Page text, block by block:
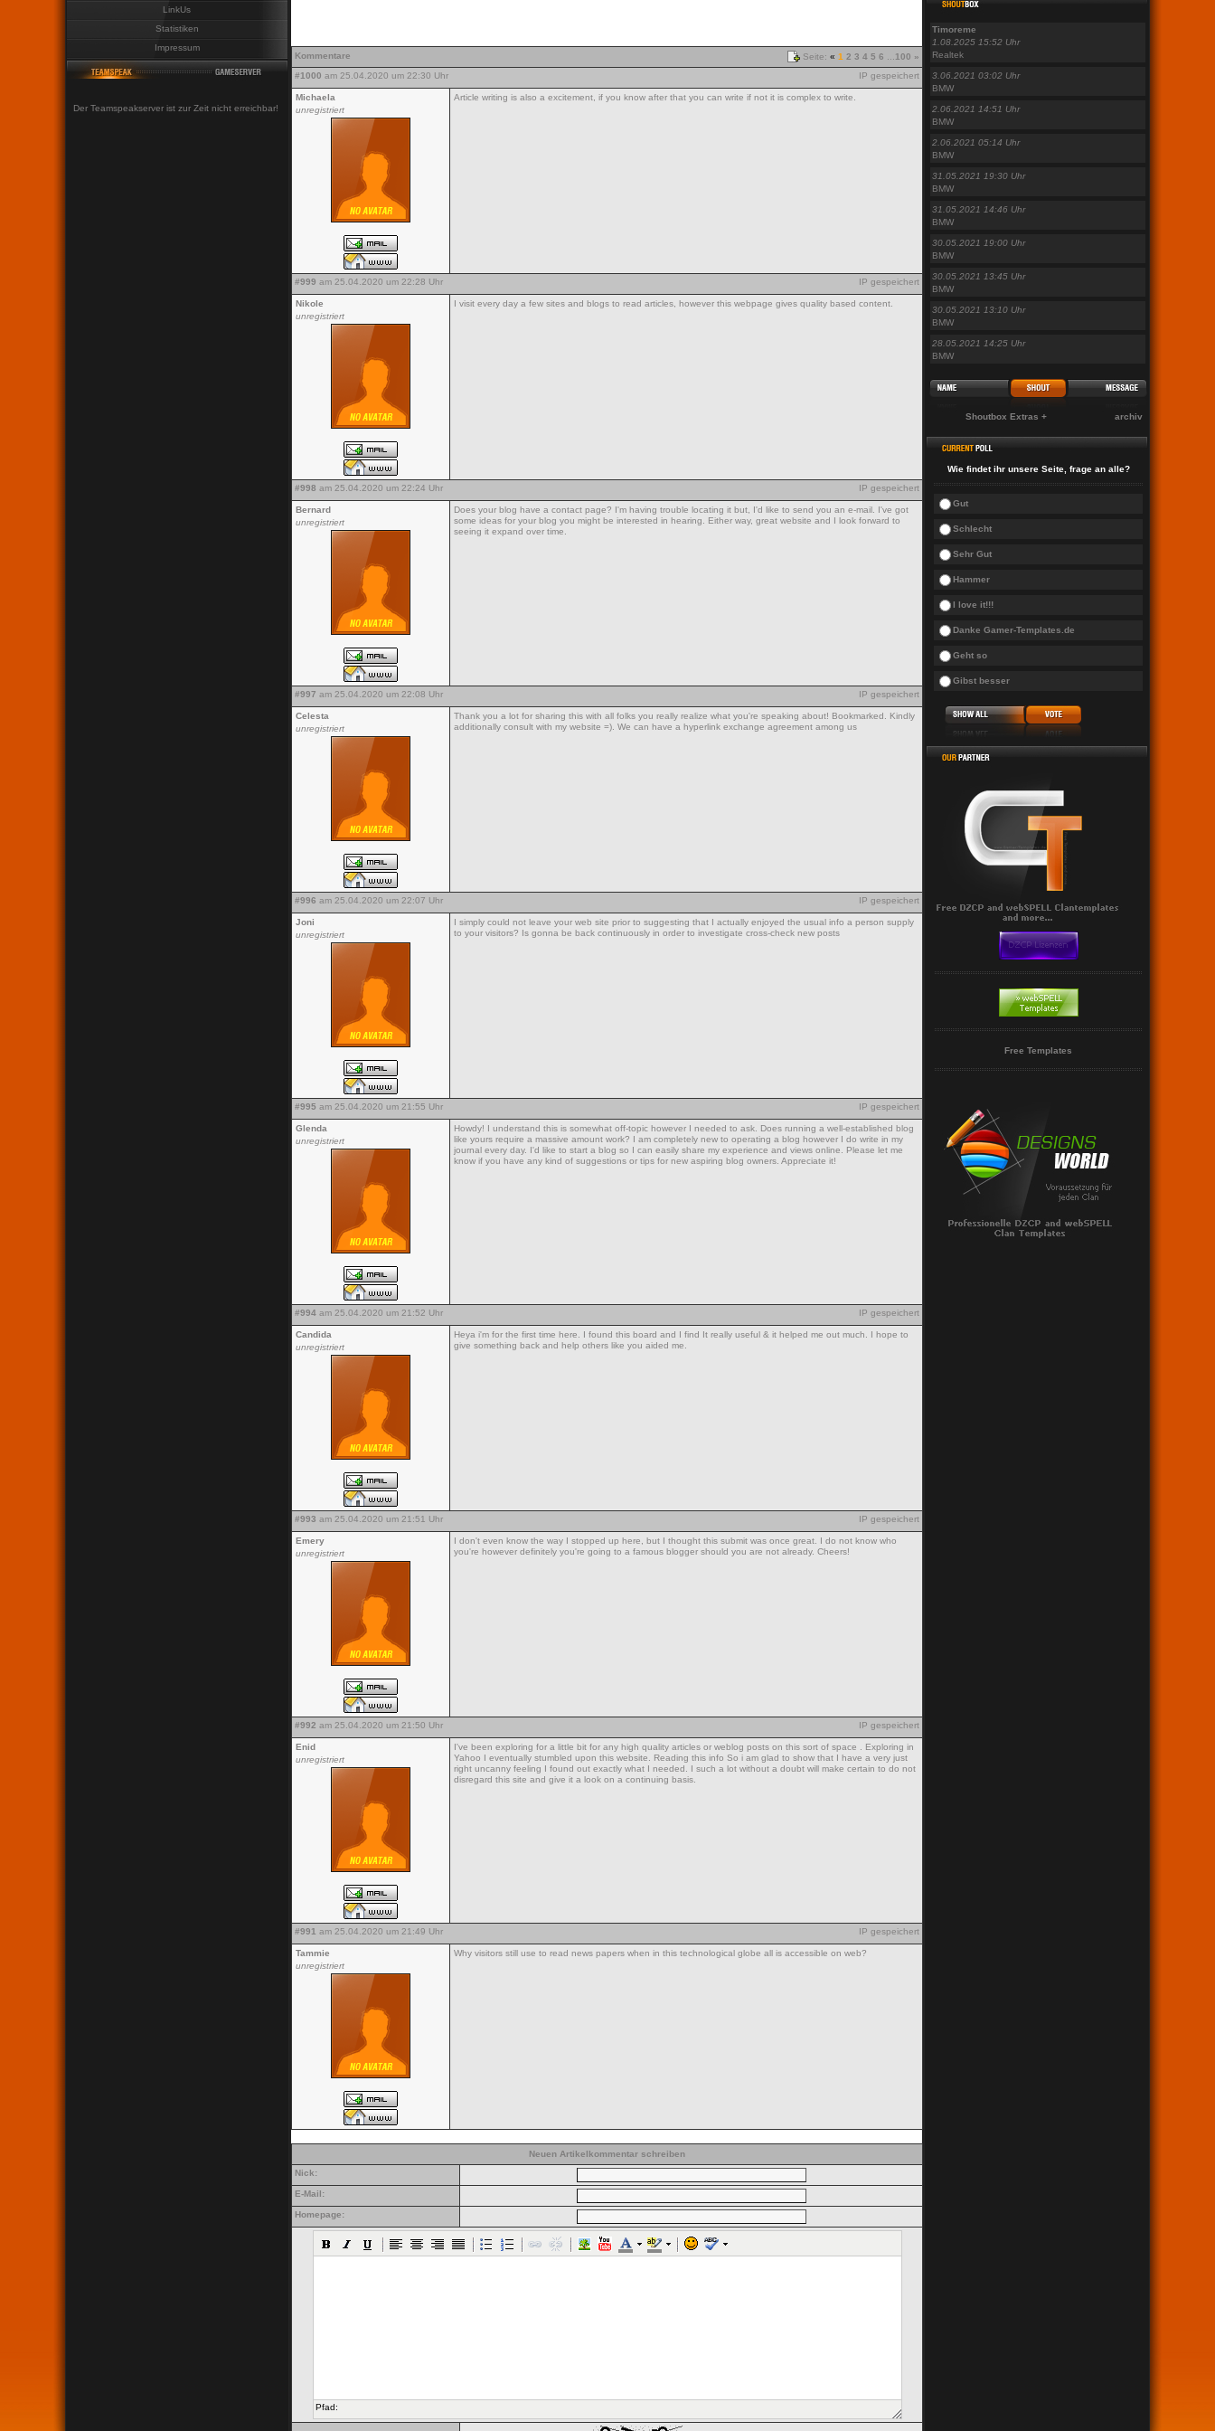
LinkUs
Statistiken
Impressum
Der Teamspeakserver ist zur Zeit nicht erreichbar!
Kommentare Seite: « 1 2 3 4 5 6 100 »
#1000 am 25.04.2020 um 22:30 Uhr IP gespeichert
Michaela
unregistriert
Article writing is also a excitement, if you know after that you can write if not it is complex to write.
#999 am 25.04.2020 um 22:28 Uhr IP gespeichert
Nikole
unregistriert
I visit every day a few sites and blogs to read articles, however this webpage gives quality based content.
#998 am 25.04.2020 um 22:24 Uhr IP gespeichert
Bernard
unregistriert
Does your blog have a contact page? I'm having trouble locating it but, I'd like to send you an e-mail. I've got
some ideas for your blog you might be interested in hearing. Either way, great website and I look forward to
seeing it expand over time.
#997 am 25.04.2020 um 22:08 Uhr IP gespeichert
Celesta
unregistriert
Thank you a lot for sharing this with all folks you really realize what you're speaking about! Bookmarked. Kindly
additionally consult with my website =). We can have a hyperlink exchange agreement among us
#996 am 25.04.2020 um 22:07 Uhr IP gespeichert
Joni
unregistriert
I simply could not leave your web site prior to suggesting that I actually enjoyed the usual info a person supply
to your visitors? Is gonna be back continuously in order to investigate cross-check new posts
#995 am 25.04.2020 um 21:55 Uhr IP gespeichert
Glenda
unregistriert
Howdy! I understand this is somewhat off-topic however I needed to ask. Does running a well-established blog
like yours require a massive amount work? I am completely new to operating a blog however I do write in my
journal every day. I'd like to start a blog so I can easily share my experience and views online. Please let me
know if you have any kind of suggestions or tips for new aspiring blog owners. Appreciate it!
#994 am 25.04.2020 um 21:52 Uhr IP gespeichert
Candida
unregistriert
Heya i'm for the first time here. I found this board and I find It really useful & it helped me out much. I hope to
give something back and help others like you aided me.
#993 am 25.04.2020 um 21:51 Uhr IP gespeichert
Emery
unregistriert
I don't even know the way I stopped up here, but I thought this submit was once great. I do not know who
you're however definitely you're going to a famous blogger should you are not already. Cheers!
#992 am 25.04.2020 um 21:50 Uhr IP gespeichert
Enid
unregistriert
I've been exploring for a little bit for any high quality articles or weblog posts on this sort of space . Exploring in
Yahoo I eventually stumbled upon this website. Reading this info So i am glad to show that I have a very just
right uncanny feeling I found out exactly what I needed. I such a lot without a doubt will make certain to do not
disregard this site and give it a look on a continuing basis.
#991 am 25.04.2020 um 21:49 Uhr IP gespeichert
Tammie
unregistriert
Why visitors still use to read news papers when in this technological globe all is accessible on web?
Neuen Artikelkommentar schreiben
Nick:
E-Mail:
Homepage:
Pfad:
Timoreme
1.08.2025 15:52 Uhr
Realtek
3.06.2021 03:02 Uhr
BMW
2.06.2021 14:51 Uhr
BMW
2.06.2021 05:14 Uhr
BMW
31.05.2021 19:30 Uhr
BMW
31.05.2021 14:46 Uhr
BMW
30.05.2021 19:00 Uhr
BMW
30.05.2021 13:45 Uhr
BMW
30.05.2021 13:10 Uhr
BMW
28.05.2021 14:25 Uhr
BMW
Shoutbox Extras + archiv
Wie findet ihr unsere Seite, frage an alle?
Gut
Schlecht
Sehr Gut
Hammer
I love it!!!
Danke Gamer-Templates.de
Geht so
Gibst besser
Free Templates